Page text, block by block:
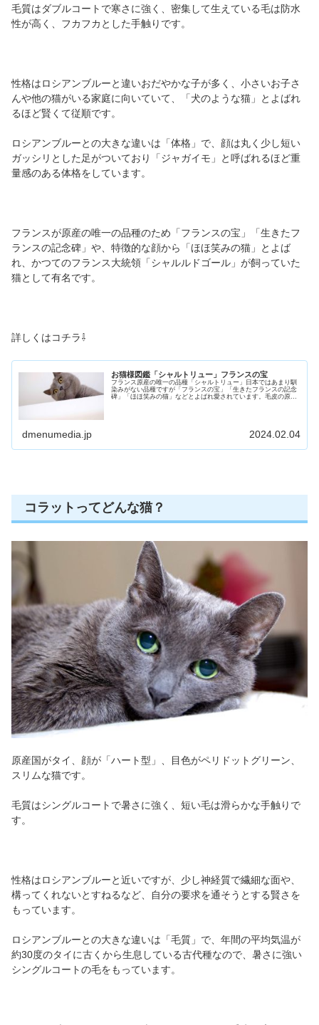
毛質はダブルコートで寒さに強く、密集して生えている毛は防水
性が高く、フカフカとした手触りです。
性格はロシアンブルーと違いおだやかな子が多く、小さいお子さ
んや他の猫がいる家庭に向いていて、「犬のような猫」とよばれ
るほど賢くて従順です。
ロシアンブルーとの大きな違いは「体格」で、顔は丸く少し短い
ガッシリとした足がついており「ジャガイモ」と呼ばれるほど重
量感のある体格をしています。
フランスが原産の唯一の品種のため「フランスの宝」「生きたフ
ランスの記念碑」や、特徴的な顔から「ほほ笑みの猫」とよば
れ、かつてのフランス大統領「シャルルドゴール」が飼っていた
猫として有名です。
詳しくはコチラ⇩
お猫様図鑑「シャルトリュー」フランスの宝
フランス原産の唯一の品種「シャルトリュー」日本ではあまり馴
染みがない品種ですが「フランスの宝」「生きたフランスの記念
碑」「ほほ笑みの猫」などとよばれ愛されています。毛皮の原料
dmenumedia.jp 2024.02.04
コラットってどんな猫？
原産国がタイ、顔が「ハート型」、目色がペリドットグリーン、
スリムな猫です。
毛質はシングルコートで暑さに強く、短い毛は滑らかな手触りで
す。
性格はロシアンブルーと近いですが、少し神経質で繊細な面や、
構ってくれないとすねるなど、自分の要求を通そうとする賢さを
もっています。
ロシアンブルーとの大きな違いは「毛質」で、年間の平均気温が
約30度のタイに古くから生息している古代種なので、暑さに強い
シングルコートの毛をもっています。